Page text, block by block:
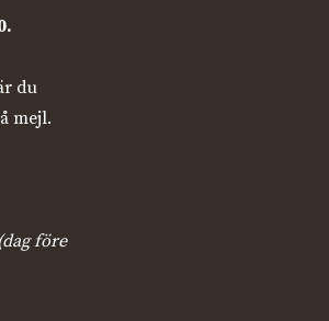
du
mejl.
före